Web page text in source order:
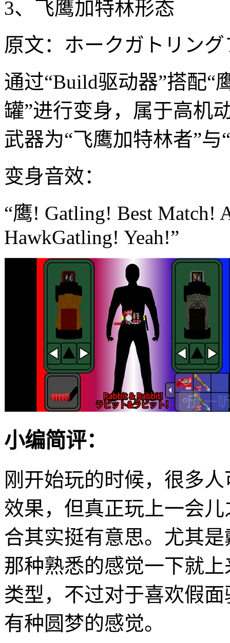
3、飞鹰加特林形态
原文：ホークガトリング
通过“Build驱动器”搭配“
罐”进行变身，属于高机
武器为“飞鹰加特林者”与
变身音效：
“鹰! Gatling! Best Match!
HawkGatling! Yeah!”
小编简评：
刚开始玩的时候，很多
效果，但真正玩上一会
合其实挺有意思。尤其
那种熟悉的感觉一下就
类型，不过对于喜欢假
有种圆梦的感觉。